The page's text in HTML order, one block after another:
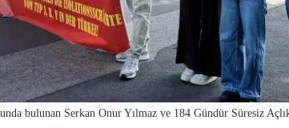
bulunan Serkan Onur Yılmaz ve 184 Gündür Süresiz